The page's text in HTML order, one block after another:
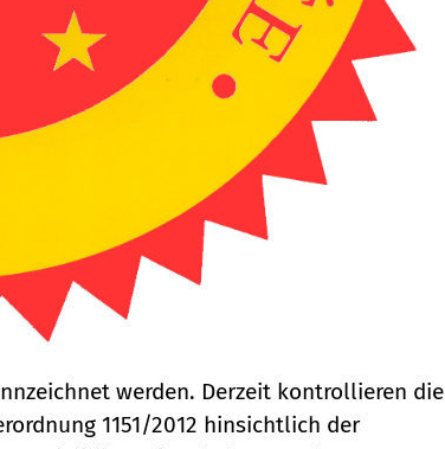
werden. Derzeit kontrollieren die
1151/2012 hinsichtlich der